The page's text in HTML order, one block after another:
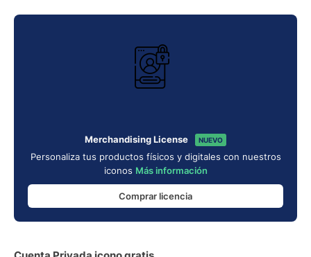
Merchandising License NUEVO
Personaliza tus productos físicos y digitales con nuestros
iconos Más información
Comprar licencia